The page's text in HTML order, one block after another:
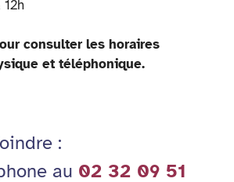
consulter les horaires
et téléphonique.
:
au 02 32 09 51